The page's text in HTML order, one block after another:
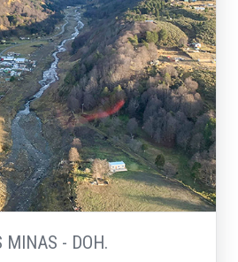
MINAS - DOH.